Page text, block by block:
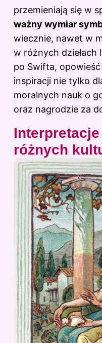
przemieniają się w
ważny wymiar
wiecznie, nawet w
w różnych dziełach
po Swifta, opowieść
inspiracji nie tylko
moralnych nauk o
oraz nagrodzie za
różnych